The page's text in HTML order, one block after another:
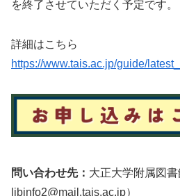
を終了させていただく予定です。
詳細はこちら
https://www.tais.ac.jp/guide/
問い合わせ先： 大正大学附属図
libinfo2@mail.tais.ac.jp）